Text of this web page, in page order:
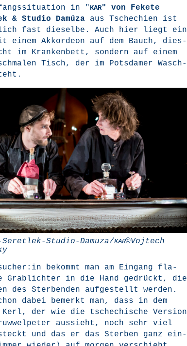
in "KAR" von Feke­te
& Stu­dio Damú­za aus Tsche­chi­en ist
fast die­sel­be. Auch hier liegt ein
einem Akkor­de­on auf dem Bauch, dies­
im Kran­ken­bett, son­dern auf einem
Tisch, der im Pots­da­mer Wasch­
Seretlek-Studio-Damuza/KAR©Vojtech
bekommt man am Ein­gang fla­
Grab­lich­ter in die Hand gedrückt, die
des Ster­ben­den auf­ge­stellt wer­den.
dabei bemerkt man, dass in dem
Kerl, der wie die tsche­chi­sche Ver­si­on
aus­sieht, noch sehr viel
und das er das Ster­ben ganz ein­